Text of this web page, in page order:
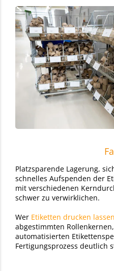
Platzsparende Lagerung,
schnelles Aufspenden der
mit verschiedenen
schwer zu verwirklichen.
Wer Etiketten drucken lassen
abgestimmten
automatisierten
Fertigungsprozess deutlich